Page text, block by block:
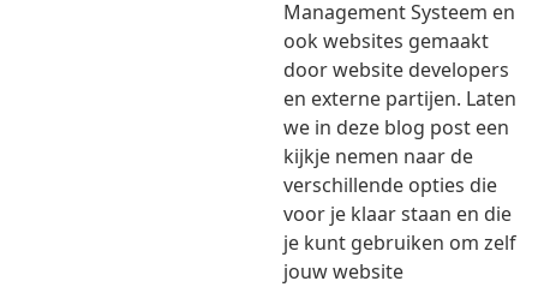
Management Systeem en
ook websites gemaakt
door website developers
en externe partijen. Laten
we in deze blog post een
kijkje nemen naar de
verschillende opties die
voor je klaar staan en die
je kunt gebruiken om zelf
jouw website